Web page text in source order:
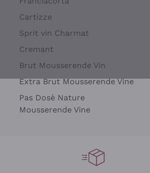
Cartizze
Sprit vin Charmat
Cremant
Brut Mousserende Vin
Extra Brut Mousserende Vine
Pas Dosè Nature
Mousserende Vine